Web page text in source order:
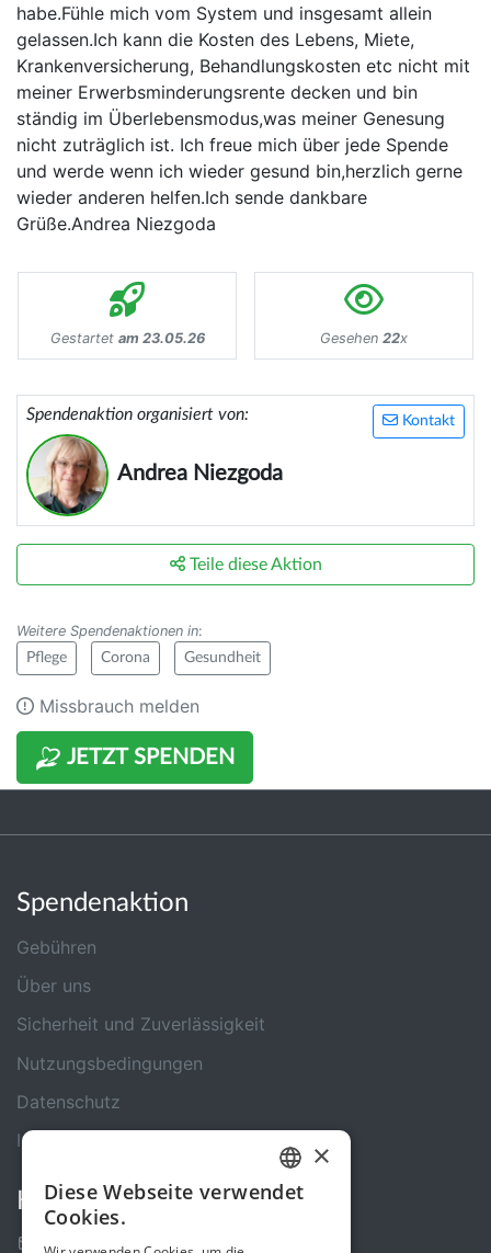
habe.Fühle mich vom System und insgesamt allein
gelassen.Ich kann die Kosten des Lebens, Miete,
Krankenversicherung, Behandlungskosten etc nicht mit
meiner Erwerbsminderungsrente decken und bin
ständig im Überlebensmodus,was meiner Genesung
nicht zuträglich ist. Ich freue mich über jede Spende
und werde wenn ich wieder gesund bin,herzlich gerne
wieder anderen helfen.Ich sende dankbare
Grüße.Andrea Niezgoda
Gestartet am 23.05.26 Gesehen 22x
Kontakt
Spendenaktion organisiert von:
Andrea Niezgoda
JETZT SPENDEN
Teile diese Aktion
Weitere Spendenaktionen in:
Pflege Corona Gesundheit
Missbrauch melden
Spendenaktion
Gebühren
Über uns
Sicherheit und Zuverlässigkeit
Nutzungsbedingungen
Datenschutz
Impressum
Kontakt
Kontakt-Formular
GERMAN
×
Diese Webseite verwendet
Cookies.